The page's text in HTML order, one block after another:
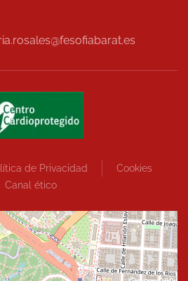
de Privacidad
Cookies
Canal ético